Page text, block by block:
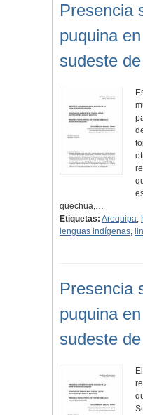
Presencia
puquina
sudeste
quechua,…
Etiquetas: Arequipa,
lenguas indígenas,
Presencia
puquina
sudeste